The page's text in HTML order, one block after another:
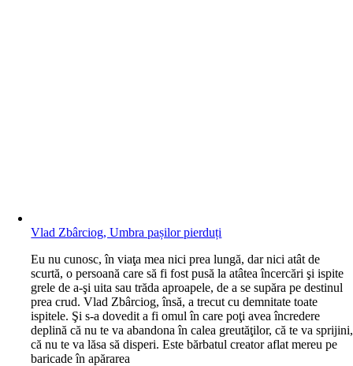
Vlad Zbârciog, Umbra pașilor pierduți
Eu nu cunosc, în viaţa mea nici prea lungă, dar nici atât de
scurtă, o persoană care să fi fost pusă la atâtea încercări şi ispite
grele de a-şi uita sau trăda aproapele, de a se supăra pe destinul
prea crud. Vlad Zbârciog, însă, a trecut cu demnitate toate
ispitele. Şi s-a dovedit a fi omul în care poţi avea încredere
deplină că nu te va abandona în calea greutăţilor, că te va sprijini,
că nu te va lăsa să disperi. Este bărbatul creator aflat mereu pe
baricade în apărarea